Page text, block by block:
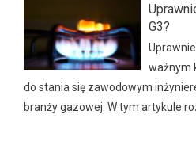
G3?
ważnym
do stania się zawodowym
branży gazowej. W tym artykule